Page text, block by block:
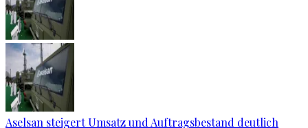
Aselsan steigert Umsatz und Auftragsbestand deutlich